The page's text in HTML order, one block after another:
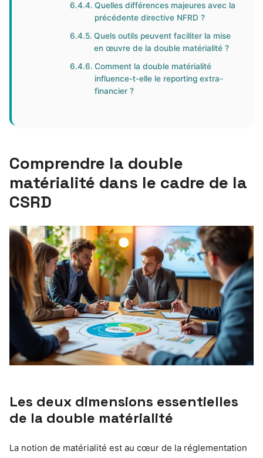
Quelles différences majeures avec la
précédente directive NFRD ?
Quels outils peuvent faciliter la mise
en œuvre de la double matérialité ?
Comment la double matérialité
influence-t-elle le reporting extra-
financier ?
Comprendre la double
matérialité dans le cadre de la
CSRD
Les deux dimensions essentielles
de la double matérialité
La notion de matérialité est au cœur de la réglementation